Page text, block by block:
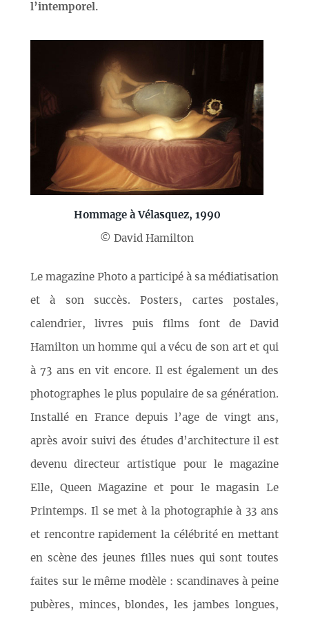
l’intemporel.
Hommage à Vélasquez, 1990
© David Hamilton
Le magazine Photo a participé à sa médiatisation
et à son succès. Posters, cartes postales,
calendrier, livres puis films font de David
Hamilton un homme qui a vécu de son art et qui
à 73 ans en vit encore. Il est également un des
photographes le plus populaire de sa génération.
Installé en France depuis l’age de vingt ans,
après avoir suivi des études d’architecture il est
devenu directeur artistique pour le magazine
Elle, Queen Magazine et pour le magasin Le
Printemps. Il se met à la photographie à 33 ans
et rencontre rapidement la célébrité en mettant
en scène des jeunes filles nues qui sont toutes
faites sur le même modèle : scandinaves à peine
pubères, minces, blondes, les jambes longues,